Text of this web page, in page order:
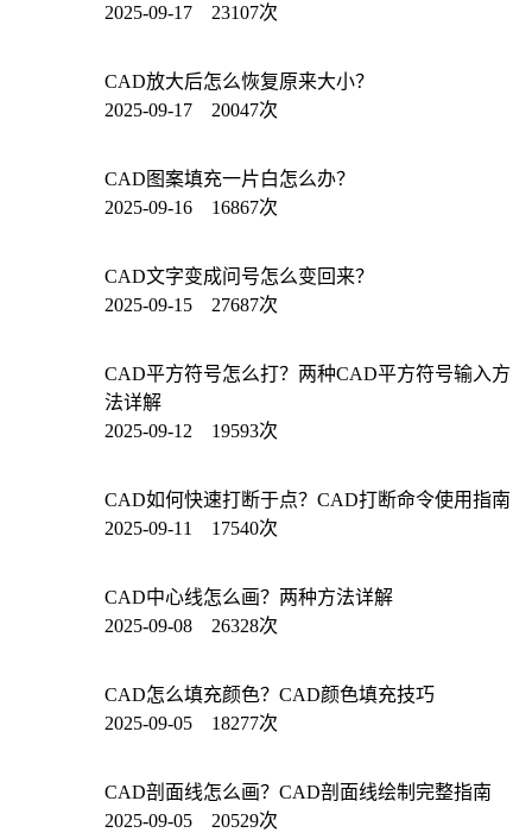
2025-09-17 23107次
CAD放大后怎么恢复原来大小？
2025-09-17 20047次
CAD图案填充一片白怎么办？
2025-09-16 16867次
CAD文字变成问号怎么变回来？
2025-09-15 27687次
CAD平方符号怎么打？两种CAD平方符号输入方
法详解
2025-09-12 19593次
CAD如何快速打断于点？CAD打断命令使用指南
2025-09-11 17540次
CAD中心线怎么画？两种方法详解
2025-09-08 26328次
CAD怎么填充颜色？CAD颜色填充技巧
2025-09-05 18277次
CAD剖面线怎么画？CAD剖面线绘制完整指南
2025-09-05 20529次